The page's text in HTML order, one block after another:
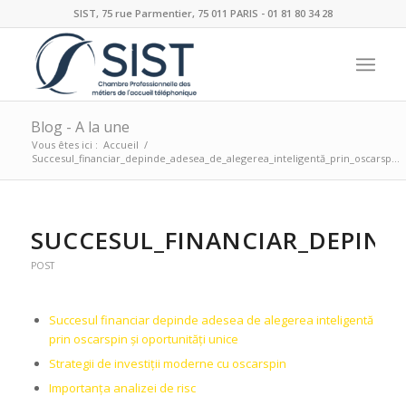
SIST, 75 rue Parmentier, 75 011 PARIS - 01 81 80 34 28
Blog - A la une
Vous êtes ici : Accueil /
Succesul_financiar_depinde_adesea_de_alegerea_inteligentă_prin_oscarsp...
POST
Succesul financiar depinde adesea de alegerea inteligentă
prin oscarspin și oportunități unice
Strategii de investiții moderne cu oscarspin
Importanța analizei de risc